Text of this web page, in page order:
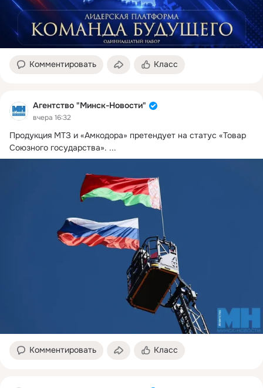
Комментировать Класс
Агентство "Минск-Новости"
вчера 16:32
Продукция МТЗ и «Амкодора» претендует на статус «Товар
Союзного государства». ...
Комментировать Класс